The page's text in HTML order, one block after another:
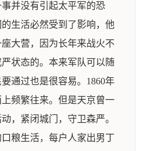
并没有引起太平军的恐
生活必然受到了影响，他
大营，因为长年来战火不
状态的。本来军队可以随
通过也是很容易。1860年
频繁往来。但是天京曾一
，紧闭城门，守卫森严。
粮生活，每户人家出男丁